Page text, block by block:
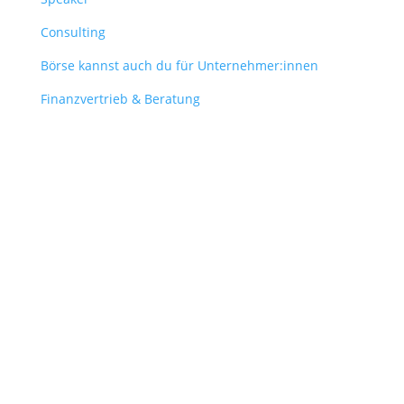
Consulting
Börse kannst auch du für Unternehmer:innen
Finanzvertrieb & Beratung